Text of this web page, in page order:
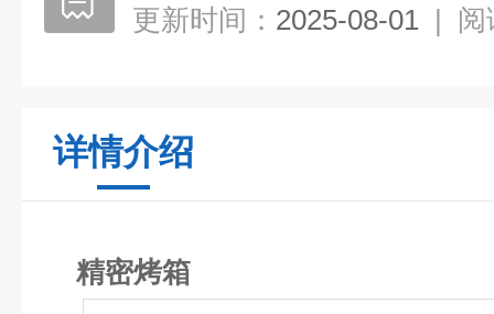
更新时间： 2025-08-01 | 阅
详情介绍
精密烤箱